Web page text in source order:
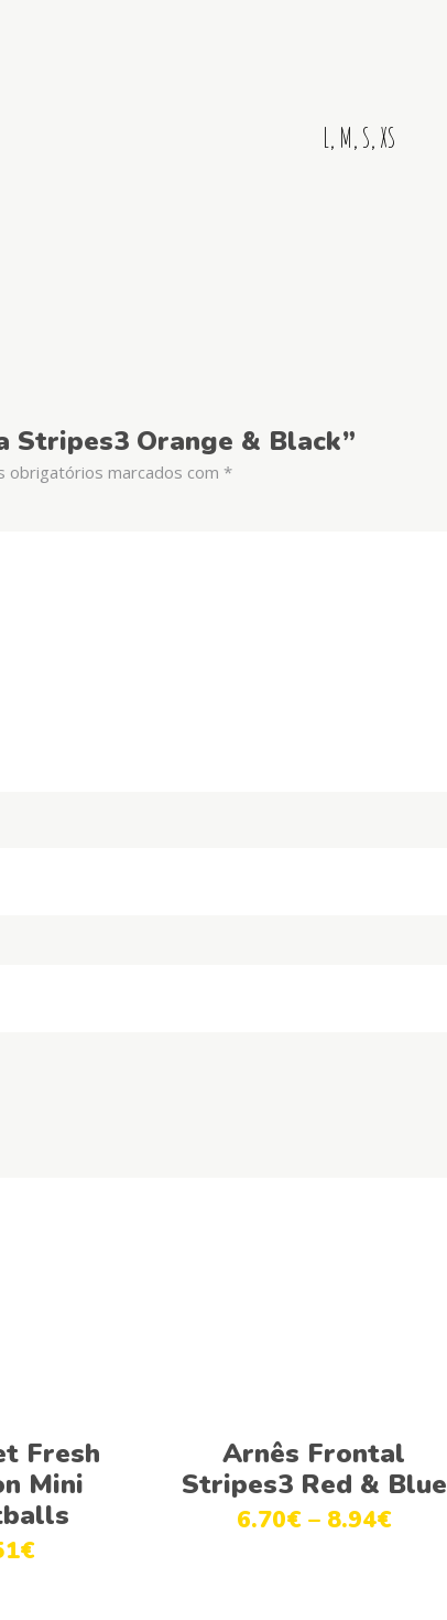
L, M, S, XS
Stripes3 Orange & Black”
obrigatórios marcados com *
Fresh
Mini
€
Ver opções
Arnês Frontal
Stripes3 Red & Blue
6.70€ – 8.94€